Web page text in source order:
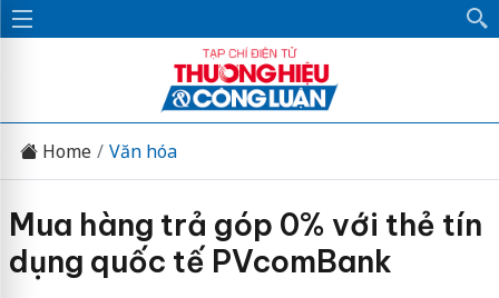
Home Văn hóa
Mua hàng trả góp 0% với thẻ tín
dụng quốc tế PVcomBank